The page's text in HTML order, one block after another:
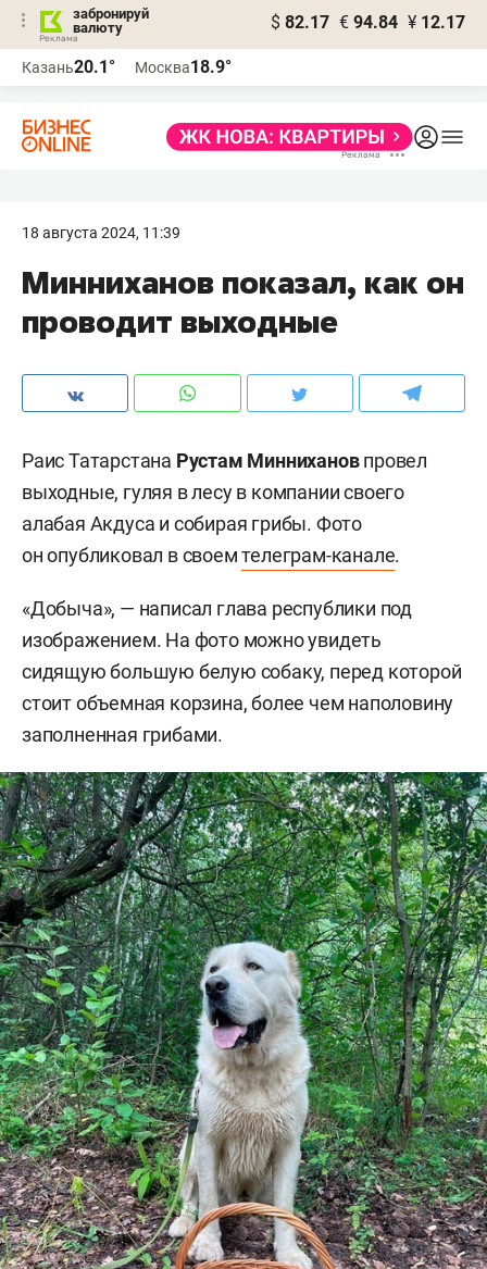
забронируй
валюту
$ 82.17 € 94.84 ¥ 12.17
Казань20.1° Москва18.9°
18 августа 2024, 11:39
Минниханов показал, как он
проводит выходные
Раис Татарстана Рустам Миннихановпровел
выходные, гуляя в лесу в компании своего
алабая Акдуса и собирая грибы. Фото
он опубликовал в своемтелеграм-канале.
«Добыча», — написал глава республики под
изображением. На фото можно увидеть
сидящую большую белую собаку, перед которой
стоит объемная корзина, более чем наполовину
заполненная грибами.